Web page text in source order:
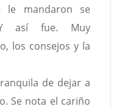
le mandaron se
así fue. Muy
los consejos y la
de dejar a
Se nota el cariño